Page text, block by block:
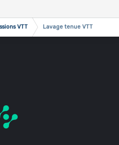
VTT Lavage tenue VTT